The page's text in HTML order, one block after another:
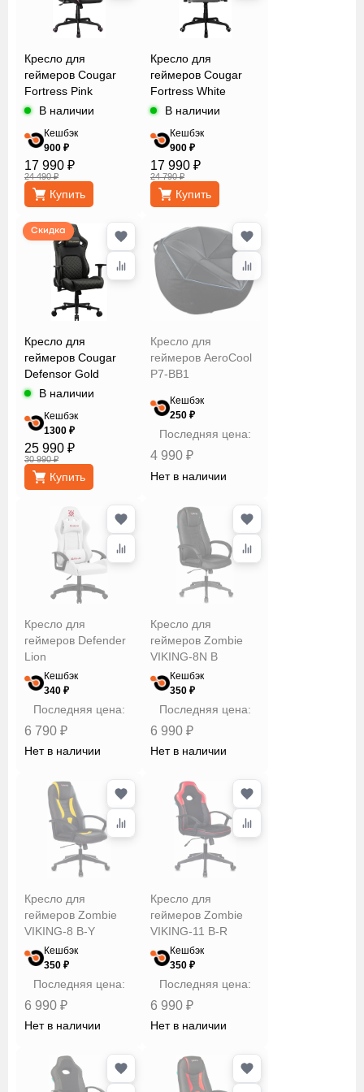
Сбросить Применить
Кресло для
геймеров Cougar
Fortress Pink
В наличии
Кешбэк
900 ₽
17 990 ₽
24 490 ₽
Купить
Кресло для
геймеров Cougar
Fortress White
В наличии
Кешбэк
900 ₽
17 990 ₽
24 790 ₽
Купить
Скидка
Кресло для
геймеров Cougar
Defensor Gold
В наличии
Кешбэк
1300 ₽
25 990 ₽
30 990 ₽
Купить
Кресло для
геймеров AeroCool
P7-BB1
Кешбэк
250 ₽
Последняя цена:
4 990 ₽
Нет в наличии
Кресло для
геймеров Defender
Lion
Кешбэк
340 ₽
Последняя цена:
6 790 ₽
Нет в наличии
Кресло для
геймеров Zombie
VIKING-8N B
Кешбэк
350 ₽
Последняя цена:
6 990 ₽
Нет в наличии
Кресло для
геймеров Zombie
VIKING-8 B-Y
Кешбэк
350 ₽
Последняя цена:
6 990 ₽
Нет в наличии
Кресло для
геймеров Zombie
VIKING-11 B-R
Кешбэк
350 ₽
Последняя цена:
6 990 ₽
Нет в наличии